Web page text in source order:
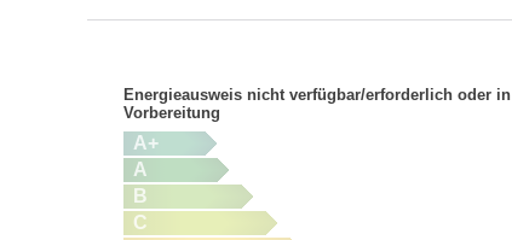
Energieausweis nicht verfügbar/erforderlich oder in
Vorbereitung
A+
A
B
C